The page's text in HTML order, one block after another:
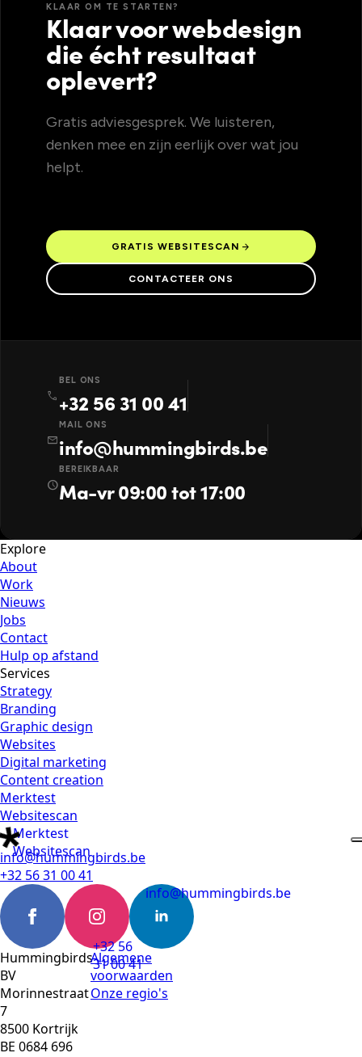
KLAAR OM TE STARTEN?
Klaar voor webdesign
die écht resultaat
oplevert?
Gratis adviesgesprek. We luisteren,
denken mee en zijn eerlijk over wat jou
helpt.
GRATIS WEBSITESCAN arrow_forward
CONTACTEER ONS
call
BEL ONS
+32 56 31 00 41
mail
MAIL ONS
info@hummingbirds.be
schedule
BEREIKBAAR
Ma-vr 09:00 tot 17:00
Explore
About
Work
Nieuws
Jobs
Contact
Hulp op afstand
Services
Strategy
Branding
Graphic design
Websites
Digital marketing
Content creation
Merktest
Merktest
Websitescan
Websitescan
info@hummingbirds.be
info@hummingbirds.be
+32 56 31 00 41
+32 56
31 00 41
Hummingbirds
BV
Morinnestraat
7
8500 Kortrijk
BE 0684 696
Algemene
voorwaarden
Onze regio's